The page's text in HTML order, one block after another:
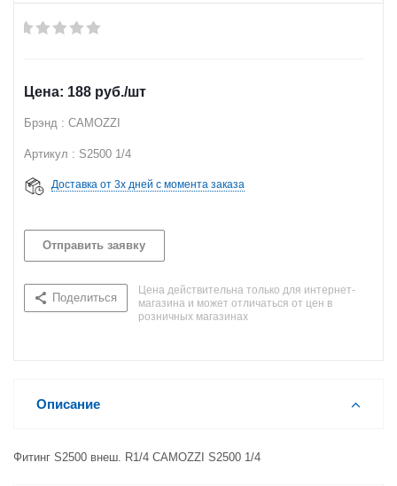
188 руб./шт
Брэнд : CAMOZZI
Артикул : S2500 1/4
Доставка от 3х дней с момента заказа
Отправить заявку
Поделиться
Цена действительна только для интернет-
магазина и может отличаться от цен в
розничных магазинах
Описание
Фитинг S2500 внеш. R1/4 CAMOZZI S2500 1/4